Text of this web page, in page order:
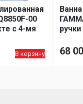
00
с 4-мя
В корзину 68